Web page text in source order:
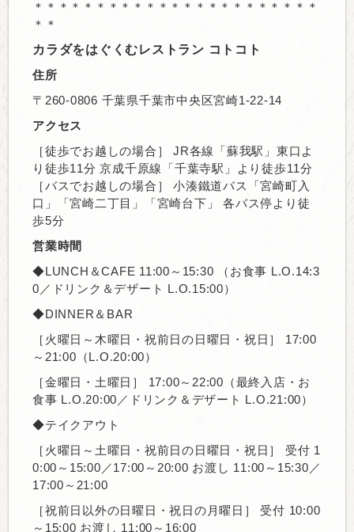
＊＊＊＊＊＊＊＊＊＊＊＊＊＊＊＊＊＊＊＊＊＊＊
＊＊
カラダをはぐくむレストラン コトコト
住所
〒260-0806 千葉県千葉市中央区宮崎1-22-14
アクセス
［徒歩でお越しの場合］ JR各線「蘇我駅」東口よ
り徒歩11分 京成千原線「千葉寺駅」より徒歩11分
［バスでお越しの場合］ 小湊鐵道バス「宮崎町入
口」「宮崎二丁目」「宮崎台下」 各バス停より徒
歩5分
営業時間
◆LUNCH＆CAFE 11:00～15:30 （お食事 L.O.14:3
0／ドリンク＆デザート L.O.15:00）
◆DINNER＆BAR
［火曜日～木曜日・祝前日の日曜日・祝日］ 17:00
～21:00（L.O.20:00）
［金曜日・土曜日］ 17:00～22:00（最終入店・お
食事 L.O.20:00／ドリンク＆デザート L.O.21:00）
◆テイクアウト
［火曜日～土曜日・祝前日の日曜日・祝日］ 受付 1
0:00～15:00／17:00～20:00 お渡し 11:00～15:30／
17:00～21:00
［祝前日以外の日曜日・祝日の月曜日］ 受付 10:00
～15:00 お渡し 11:00～16:00